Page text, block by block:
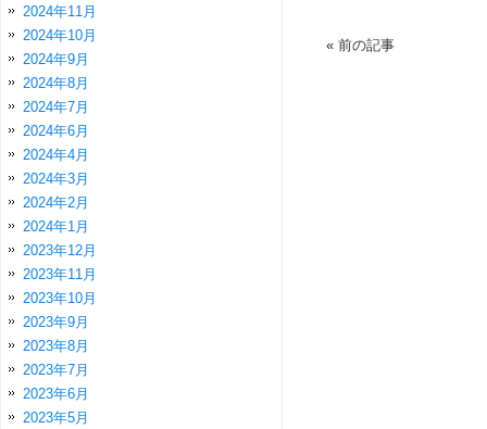
« 前の記事
2024年11月
2024年10月
2024年9月
2024年8月
2024年7月
2024年6月
2024年4月
2024年3月
2024年2月
2024年1月
2023年12月
2023年11月
2023年10月
2023年9月
2023年8月
2023年7月
2023年6月
2023年5月